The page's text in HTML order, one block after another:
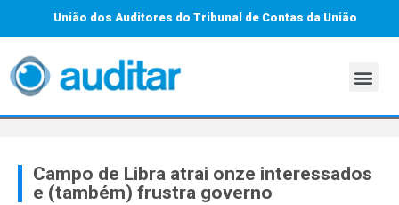
União dos Auditores do Tribunal de Contas da União
Campo de Libra atrai onze interessados
e (também) frustra governo